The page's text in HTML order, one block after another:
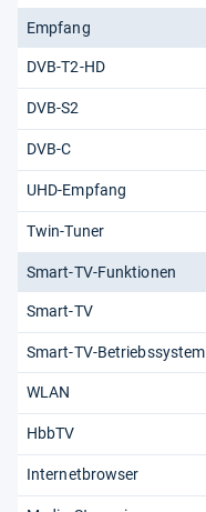
Empfang
DVB-T2-HD
DVB-S2
DVB-C
UHD-Empfang
Twin-Tuner
Smart-TV-Funktionen
Smart-TV
Smart-TV-Betriebssystem
WLAN
HbbTV
Internetbrowser